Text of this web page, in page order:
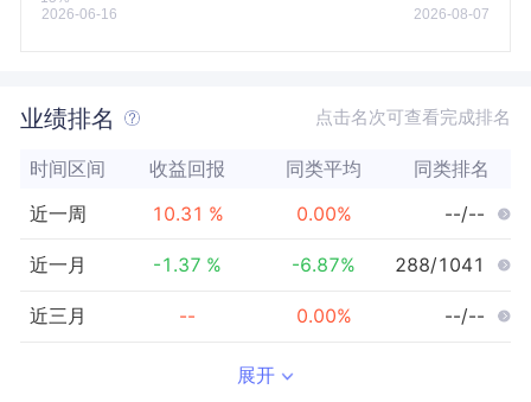
业绩排名 点击名次可查看完成排名
时间区间 收益回报 同类平均 同类排名
近一周 10.31 % 0.00% --/--
近一月 -1.37 % -6.87% 288/1041
近三月 -- 0.00% --/--
展开